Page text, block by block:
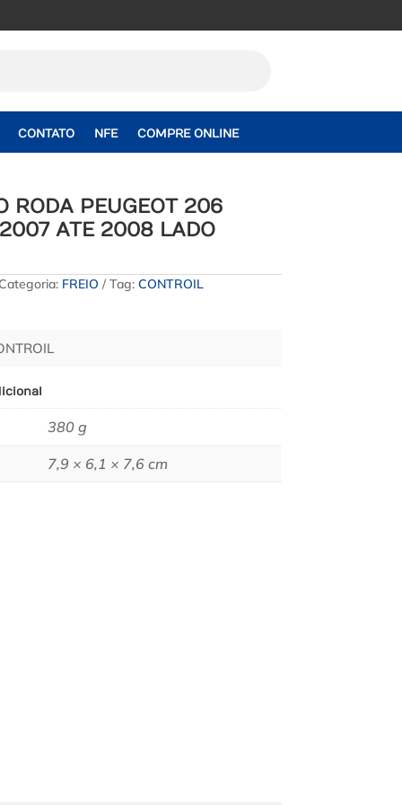
CONTATO NFE COMPRE ONLINE
RODA PEUGEOT 206
ATE 2008 LADO
FREIO Tag: CONTROIL
380 g
7,9 × 6,1 × 7,6 cm